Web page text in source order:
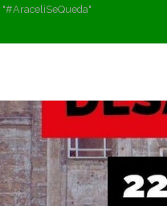
"#AraceliSeQueda"